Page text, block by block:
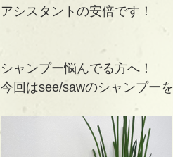
アシスタントの安倍です！
シャンプー悩んでる方へ！
今回はsee/sawのシャンプー